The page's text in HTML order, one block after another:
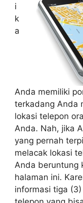
i
k
a
Anda memiliki
terkadang Anda
lokasi telepon
Anda. Nah, jika
yang pernah
melacak lokasi
Anda beruntung
halaman ini.
informasi tiga